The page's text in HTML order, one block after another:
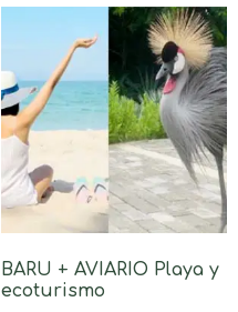
BARU + AVIARIO Playa y
ecoturismo